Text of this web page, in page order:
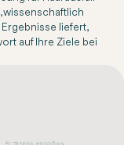
wissenschaftlich
liefert,
auf Ihre Ziele bei